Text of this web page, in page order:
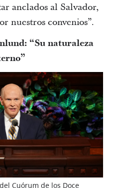
anclados al Salvador,
nuestros convenios”.
“Su naturaleza
Cuórum de los Doce